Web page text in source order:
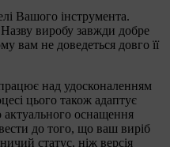
Вашого інструмента.
виробу завжди добре
вам не доведеться довго її
над удосконаленням
цього також адаптує
актуального оснащення
до того, що ваш виріб
статус, ніж версія